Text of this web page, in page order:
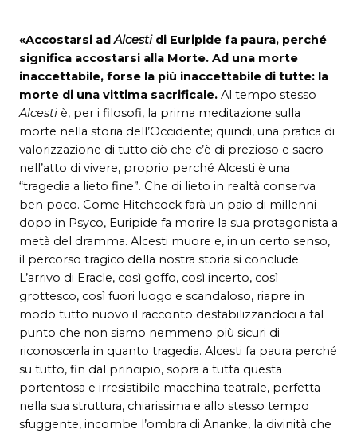
«Accostarsi adAlcestidi Euripide fa paura, perché
significa accostarsi alla Morte. Ad una morte
inaccettabile, forse la più inaccettabile di tutte: la
morte di una vittima sacrificale. Al tempo stesso
Alcesti è, per i filosofi, la prima meditazione sulla
morte nella storia dell’Occidente; quindi, una pratica di
valorizzazione di tutto ciò che c’è di prezioso e sacro
nell’atto di vivere, proprio perché Alcesti è una
“tragedia a lieto fine”. Che di lieto in realtà conserva
ben poco. Come Hitchcock farà un paio di millenni
dopo in Psyco, Euripide fa morire la sua protagonista a
metà del dramma. Alcesti muore e, in un certo senso,
il percorso tragico della nostra storia si conclude.
L’arrivo di Eracle, così goffo, così incerto, così
grottesco, così fuori luogo e scandaloso, riapre in
modo tutto nuovo il racconto destabilizzandoci a tal
punto che non siamo nemmeno più sicuri di
riconoscerla in quanto tragedia. Alcesti fa paura perché
su tutto, fin dal principio, sopra a tutta questa
portentosa e irresistibile macchina teatrale, perfetta
nella sua struttura, chiarissima e allo stesso tempo
sfuggente, incombe l’ombra di Ananke, la divinità che